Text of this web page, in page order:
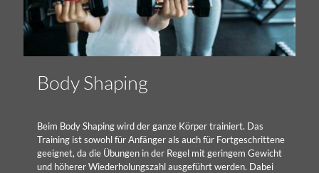
Body Shaping
Beim Body Shaping wird der ganze Körper trainiert. Das
Training ist sowohl für Anfänger als auch für Fortgeschrittene
geeignet, da die Übungen in der Regel mit geringem Gewicht
und höherer Wiederholungszahl ausgeführt werden. Dabei